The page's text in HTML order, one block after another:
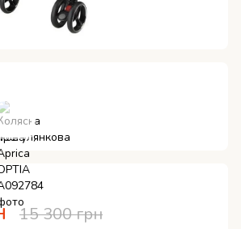
15 300 грн